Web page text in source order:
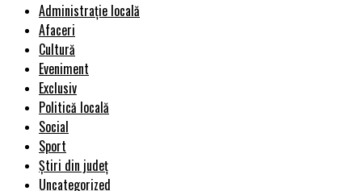
Administrație locală
Afaceri
Cultură
Eveniment
Exclusiv
Politică locală
Social
Sport
Știri din județ
Uncategorized